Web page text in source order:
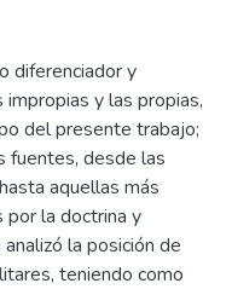
diferenciador y
y las propias,
del presente trabajo;
fuentes, desde las
aquellas más
por la doctrina y
la posición de
teniendo como